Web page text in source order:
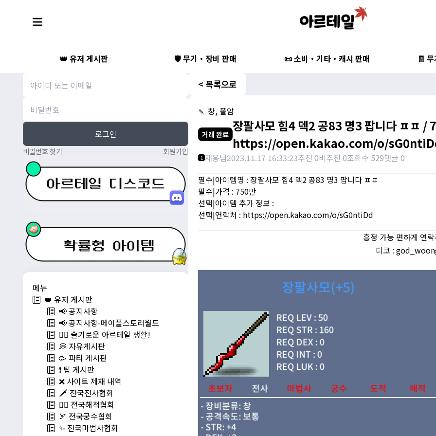
👑 유저 게시판 🛡️ 무기・장비 판매 📜 소비・기타・캐시 판매 🧾
로그인
비밀번호 찾기 회원가입
메뉴
👑 유저 게시판
📢 공지사항
📢 공지사항-메이플스토리월드
💁‍♂ 슬기로운 아르테일 생활!
💭 자유게시판
🥳 파티 게시판
❗️ 팁 게시판
❌ 사이트 제재 내역
🗡️ 전국전사협회
🏴‍☠️ 전국해적협회
🏹 전국궁수협회
✨ 전국마법사협회
< 목록으로
🍡 창, 폴암
거래 완료
장팔사모 힘4 덱2 공83 명3 팝니다 ㅍㅍ /
https://open.kakao.com/o/
1 재웅님2023.11.17 16:33:23추천 0비추천 0조회수 529댓글 0
필수|아이템명 : 장팔사모 힘4 덱2 공83 명3 팝니다 ㅍㅍ
필수|가격 : 750만
선택|아이템 추가 정보 :
선택|연락처 : https://open.kakao.com/o/sG0ntiDd
흥정 가능 편하게 연
디코 :